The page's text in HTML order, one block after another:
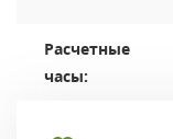
Расчетные
часы: